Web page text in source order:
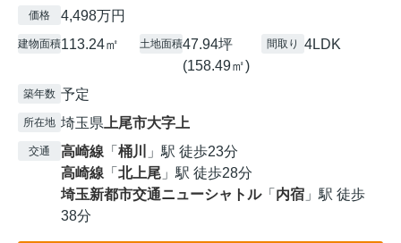
価格 4,498万円
建物面積113.24㎡ 土地面積47.94坪
(158.49㎡)
間取り 4LDK
築年数 予定
所在地 埼玉県 上尾市大字上
交通 高崎線 「 桶川
」駅 徒歩23分
高崎線 「 北上尾 」駅 徒歩28分
埼玉新都市交通ニューシャトル「 内宿 」駅 徒歩
38分